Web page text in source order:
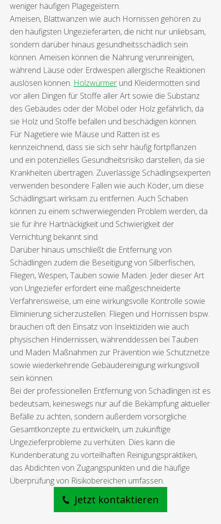
weniger häufigen Plagegeistern.
Ameisen, Blattwanzen wie auch Hornissen gehören zu
den häufigsten Ungezieferarten, die nicht nur unliebsam,
sondern darüber hinaus gesundheitsschädlich sein
können. Ameisen können die Nahrung verunreinigen,
während Läuse oder Erdwespen allergische Reaktionen
auslösen können. Holzwürmer und Kleidermotten sind
vor allen Dingen für Stoffe aller Art sowie die Substanz
des Gebäudes oder der Möbel oder Holz gefährlich, da
sie Holz und Stoffe befallen und beschädigen können.
Für Nagetiere wie Mäuse und Ratten ist es
kennzeichnend, dass sie sich sehr häufig fortpflanzen
und ein potenzielles Gesundheitsrisiko darstellen, da sie
Krankheiten übertragen. Zuverlässige Schädlingsexperten
verwenden besondere Fallen wie auch Köder, um diese
Schädlingsart wirksam zu entfernen. Auch Schaben
können zu einem schwerwiegenden Problem werden, da
sie für ihre Hartnäckigkeit und Schwierigkeit der
Vernichtung bekannt sind.
Darüber hinaus umschließt die Entfernung von
Schädlingen zudem die Beseitigung von Silberfischen,
Fliegen, Wespen, Tauben sowie Maden. Jeder dieser Art
von Ungeziefer erfordert eine maßgeschneiderte
Verfahrensweise, um eine wirkungsvolle Kontrolle sowie
Eliminierung sicherzustellen. Fliegen und Hornissen bspw.
brauchen oft den Einsatz von Insektiziden wie auch
physischen Hindernissen, währenddessen bei Tauben
und Maden Maßnahmen zur Prävention wie Schutznetze
sowie wiederkehrende Gebäudereinigung wirkungsvoll
sein können.
Bei der professionellen Entfernung von Schädlingen ist es
bedeutsam, keineswegs nur auf die Bekämpfung aktueller
Befälle zu achten, sondern außerdem vorsorgliche
Gesamtkonzepte zu entwickeln, um zukünftige
Ungezieferprobleme zu verhüten. Dies kann die
Kundenberatung zu vorteilhaften Reinigungspraktiken,
das Abdichten von Zugangspunkten und die häufige
Überprüfung von Risikobereichen umfassen.
Jetzt kontaktieren